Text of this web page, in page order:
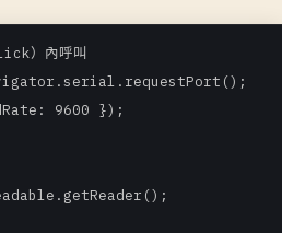
）內呼叫
9600 });